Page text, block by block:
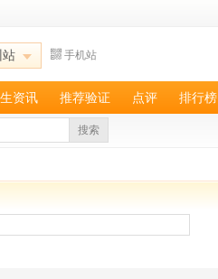
站 手机站
资讯 推荐验证 点评 排行榜
搜索